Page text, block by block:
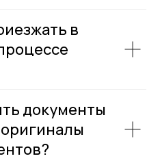
в
документы